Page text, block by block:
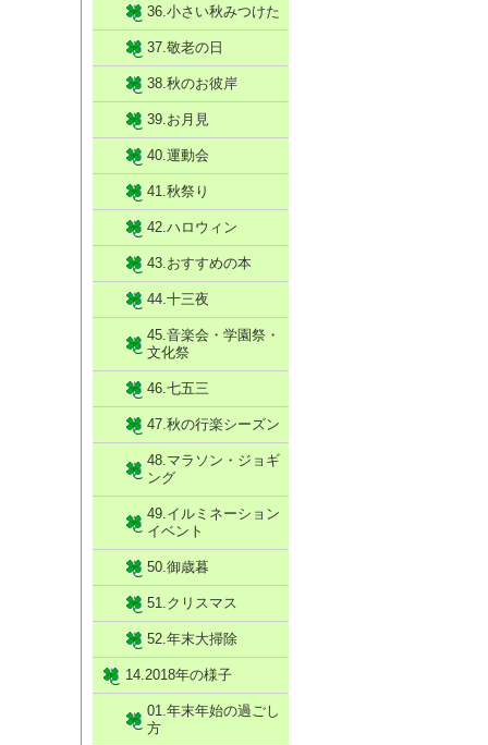
36.小さい秋みつけた
37.敬老の日
38.秋のお彼岸
39.お月見
40.運動会
41.秋祭り
42.ハロウィン
43.おすすめの本
44.十三夜
45.音楽会・学園祭・
文化祭
46.七五三
47.秋の行楽シーズン
48.マラソン・ジョギ
ング
49.イルミネーション
イベント
50.御歳暮
51.クリスマス
52.年末大掃除
14.2018年の様子
01.年末年始の過ごし
方